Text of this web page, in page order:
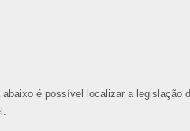
é possível localizar a